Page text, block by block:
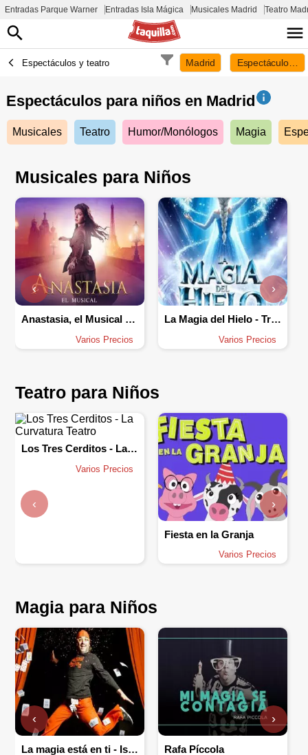
Entradas Parque Warner Entradas Isla Mágica Musicales Madrid Teatro
Espectáculos y teatro Madrid Espectáculos
Espectáculos para niños en Madrid
Musicales Teatro Humor/Monólogos Magia
Musicales para Niños
Anastasia, el Musical - Teatro Salesianos de Madrid
Varios Precios
La Magia del Hielo - Tributo a Frozen
Varios Precios
‹ ›
Teatro para Niños
Los Tres Cerditos - La Curvatura Teatro
Varios Precios
Fiesta en la Granja
Varios Precios
‹ ›
Magia para Niños
La magia está en ti - Isaac Marian Rafa Píccola
‹ ›